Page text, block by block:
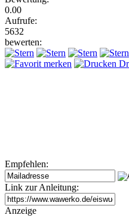
0.00
Aufrufe:
5632
bewerten:
merken
Empfehlen:
Link zur Anleitung:
Anzeige